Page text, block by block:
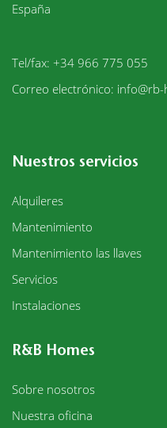
España
Tel/fax: +34 966 775 055
Correo electrónico:
Nuestros servicios
Alquileres
Mantenimiento
Mantenimiento las llaves
Servicios
Instalaciones
R&B Homes
Sobre nosotros
Nuestra oficina